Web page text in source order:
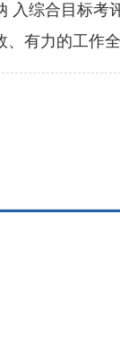
入综合目标
有力的工作